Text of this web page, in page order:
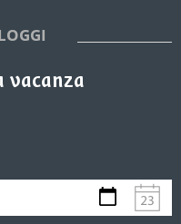
vacanza